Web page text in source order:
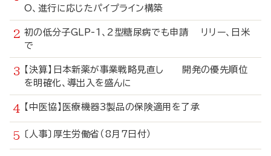
O、進行に応じたパイプライン構築
初の低分子GLP-1、2型糖尿病でも申請 リリー、日米
で
【決算】日本新薬が事業戦略見直し 開発の優先順位
を明確化、導出入を盛んに
【中医協】医療機器3製品の保険適用を了承
〔人事〕厚生労働省（8月7日付）